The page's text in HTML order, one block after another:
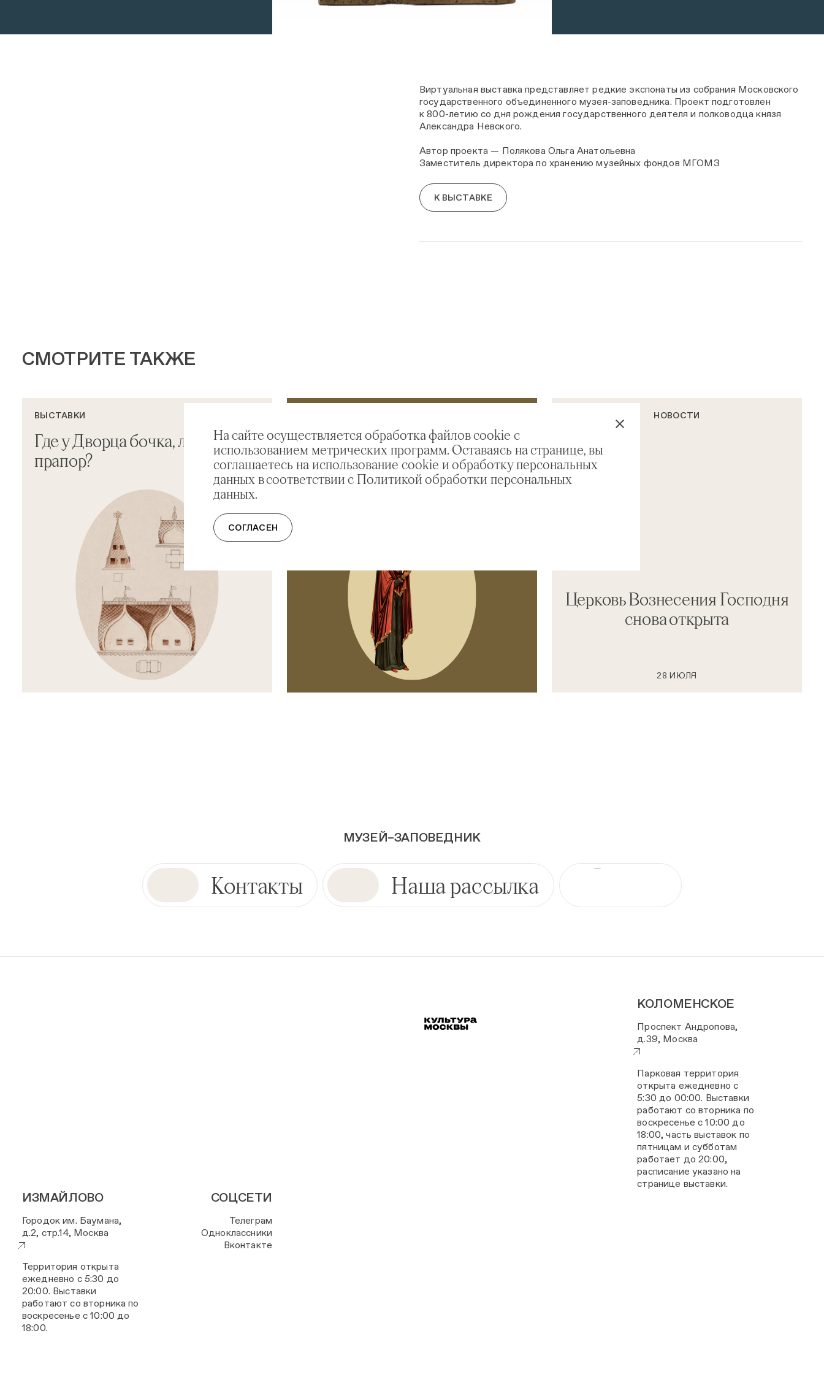
На сайте осуществляется обработка файлов cookie с
использованием метрических программ. Оставаясь на странице, вы
соглашаетесь на использование cookie и обработку персональных
данных в соответствии с Политикой обработки персональных
данных.
СОГЛАСЕН
Виртуальная выставка представляет редкие экспонаты из собрания Московского
государственного объединенного музея-заповедника. Проект подготовлен
к 800-летию со дня рождения государственного деятеля и полководца князя
Александра Невского.
Автор проекта — Полякова Ольга Анатольевна
Заместитель директора по хранению музейных фондов МГОМЗ
К ВЫСТАВКЕ
СМОТРИТЕ ТАКЖЕ
ВЫСТАВКИ
Где у Дворца бочка, лемех и
прапор?
Экскурсия по выставке «Под
покровом Боголюбской. Путь
надежды»
НОВОСТИ
Церковь Вознесения Господня
снова открыта
28 ИЮЛЯ
МУЗЕЙ–ЗАПОВЕДНИК
Контакты Наша рассылка
КОЛОМЕНСКОЕ
Проспект Андропова,
д.39, Москва
Парковая территория
открыта ежедневно с
5:30 до 00:00. Выставки
работают со вторника по
воскресенье с 10:00 до
18:00, часть выставок по
пятницам и субботам
работает до 20:00,
расписание указано на
странице выставки.
ИЗМАЙЛОВО
Городок им. Баумана,
д.2, стр.14, Москва
Территория открыта
ежедневно с 5:30 до
20:00. Выставки
работают со вторника по
воскресенье с 10:00 до
18:00.
СОЦСЕТИ
Телеграм
Одноклассники
Вконтакте